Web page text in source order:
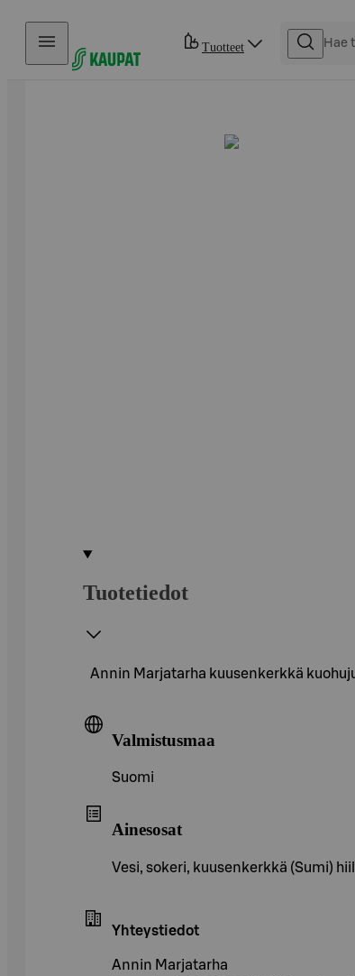
Hyppää sisältöön
Tuotteet
Tuotetiedot
Annin Marjatarha kuusenkerkkä
Valmistusmaa
Suomi
Ainesosat
Vesi, sokeri, kuusenkerkkä (Sumi)
Yhteystiedot
Annin Marjatarha